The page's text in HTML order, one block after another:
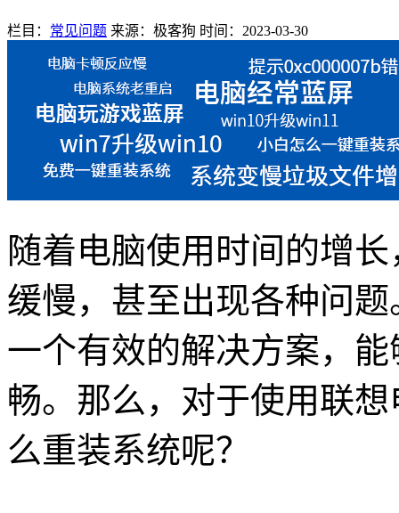
栏目： 常见问题 来源：极客狗 时间：2023-03-30
随着电脑使用时间的增
缓慢，甚至出现各种问
一个有效的解决方案，
畅。那么，对于使用联
么重装系统呢？